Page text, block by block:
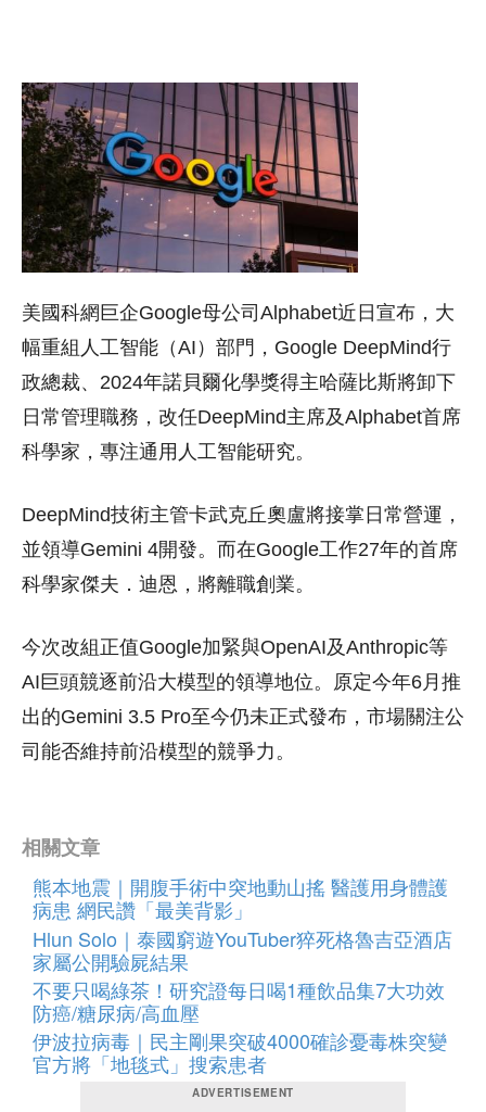
美國科網巨企Google母公司Alphabet近日宣布，大
幅重組人工智能（AI）部門，Google DeepMind行
政總裁、2024年諾貝爾化學獎得主哈薩比斯將卸下
日常管理職務，改任DeepMind主席及Alphabet首席
科學家，專注通用人工智能研究。
DeepMind技術主管卡武克丘奧盧將接掌日常營運，
並領導Gemini 4開發。而在Google工作27年的首席
科學家傑夫．迪恩，將離職創業。
今次改組正值Google加緊與OpenAI及Anthropic等
AI巨頭競逐前沿大模型的領導地位。原定今年6月推
出的Gemini 3.5 Pro至今仍未正式發布，市場關注公
司能否維持前沿模型的競爭力。
相關文章
熊本地震｜開腹手術中突地動山搖 醫護用身體護
病患 網民讚「最美背影」
Hlun Solo｜泰國窮遊YouTuber猝死格魯吉亞酒店
家屬公開驗屍結果
不要只喝綠茶！研究證每日喝1種飲品集7大功效
防癌/糖尿病/高血壓
伊波拉病毒｜民主剛果突破4000確診憂毒株突變
官方將「地毯式」搜索患者